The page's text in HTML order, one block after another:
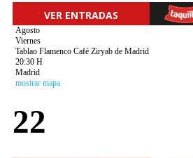
VER ENTRADAS
Agosto
Viernes
Tablao Flamenco Café Ziryab de Madrid
20:30 H
Madrid
mostrar mapa
22